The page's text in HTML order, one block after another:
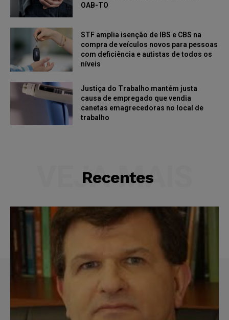
OAB-TO
STF amplia isenção de IBS e CBS na
compra de veículos novos para pessoas
com deficiência e autistas de todos os
níveis
Justiça do Trabalho mantém justa
causa de empregado que vendia
canetas emagrecedoras no local de
trabalho
Recentes
VEJA MAIS